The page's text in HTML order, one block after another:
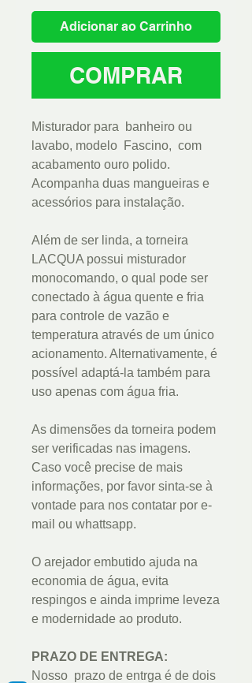
Adicionar ao Carrinho
COMPRAR
Misturador para banheiro ou
lavabo, modelo Fascino, com
acabamento ouro polido.
Acompanha duas mangueiras e
acessórios para instalação.
Além de ser linda, a torneira
LACQUA possui misturador
monocomando, o qual pode ser
conectado à água quente e fria
para controle de vazão e
temperatura através de um único
acionamento. Alternativamente, é
possível adaptá-la também para
uso apenas com água fria.
As dimensões da torneira podem
ser verificadas nas imagens.
Caso você precise de mais
informações, por favor sinta-se à
vontade para nos contatar por e-
mail ou whattsapp.
O arejador embutido ajuda na
economia de água, evita
respingos e ainda imprime leveza
e modernidade ao produto.
PRAZO DE ENTREGA:
Nosso prazo de entrga é de dois